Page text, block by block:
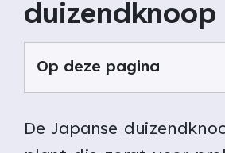
duizendknoop
Op deze pagina
De Japanse